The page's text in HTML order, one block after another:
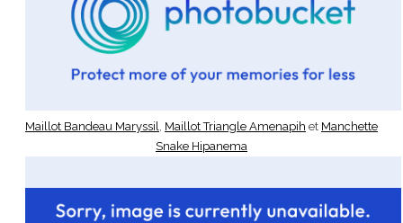
Maillot Bandeau Maryssil Maillot Triangle Amenapih et Manchette
Snake Hipanema